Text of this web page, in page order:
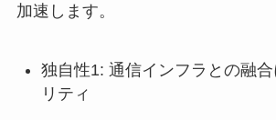
加速します。
独自性1: 通信インフラとの融合
リティ